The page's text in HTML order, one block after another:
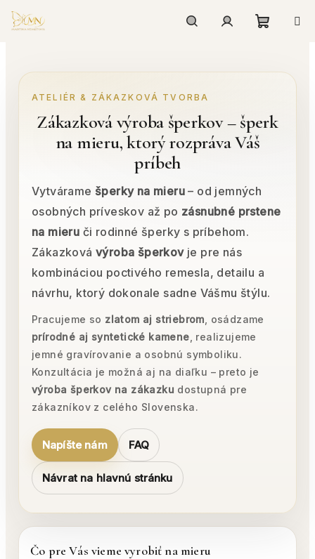
Prejsť
na
košík
ATELIÉR & ZÁKAZKOVÁ TVORBA
Zákazková výroba šperkov – šperk
na mieru, ktorý rozpráva Váš
príbeh
Vytvárame šperky na mieru – od jemných
osobných príveskov až po zásnubné prstene
na mieru či rodinné šperky s príbehom.
Zákazkovávýroba šperkovje pre nás
kombináciou poctivého remesla, detailu a
návrhu, ktorý dokonale sadne Vášmu štýlu.
Pracujeme so zlatom aj striebrom , osádzame
prírodné aj syntetické kamene , realizujeme
jemné gravírovanie a osobnú symboliku.
Konzultácia je možná aj na diaľku – preto je
výroba šperkov na zákazku dostupná pre
zákazníkov z celého Slovenska.
Napíšte nám FAQ
Návrat na hlavnú stránku
Čo pre Vás vieme vyrobiť na mieru